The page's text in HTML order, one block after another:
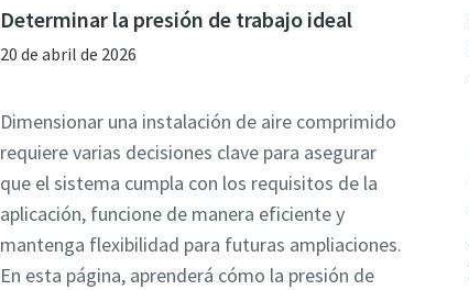
Determinar la presión de trabajo ideal
20 de abril de 2026
Dimensionar una instalación de aire comprimido
requiere varias decisiones clave para asegurar
que el sistema cumpla con los requisitos de la
aplicación, funcione de manera eficiente y
mantenga flexibilidad para futuras ampliaciones.
En esta página, aprenderá cómo la presión de